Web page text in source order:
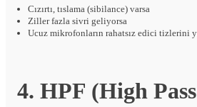
Cızırtı, tıslama (sibilance) varsa
Ziller fazla sivri geliyorsa
Ucuz mikrofonların rahatsız edici tizlerini
4. HPF (High